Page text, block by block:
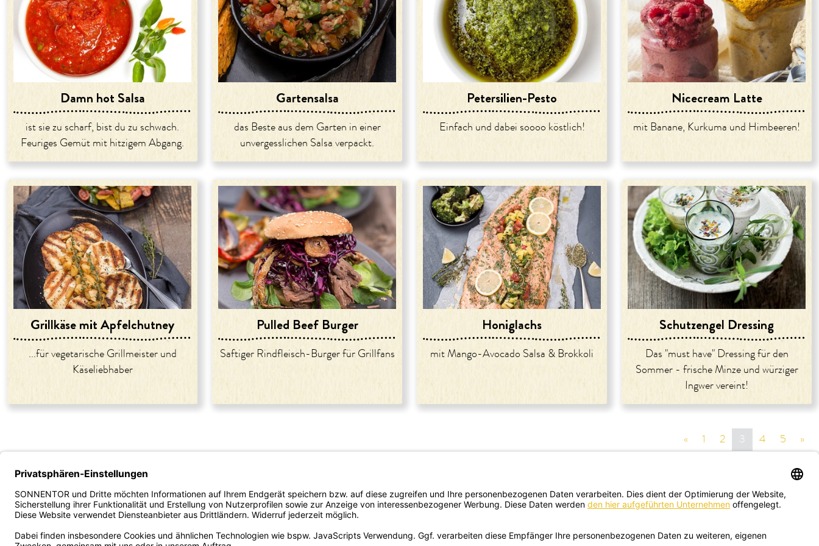
Damn hot Salsa
ist sie zu scharf, bist du zu schwach.
Feuriges Gemüt mit hitzigem Abgang.
Gartensalsa
das Beste aus dem Garten in einer
unvergesslichen Salsa verpackt.
Petersilien-Pesto
Einfach und dabei soooo köstlich!
Nicecream Latte
mit Banane, Kurkuma und Himbeeren!
Grillkäse mit Apfelchutney
...für vegetarische Grillmeister und
Käseliebhaber
Pulled Beef Burger
Saftiger Rindfleisch-Burger für Grillfans
Honiglachs
mit Mango-Avocado Salsa & Brokkoli
Schutzengel Dressing
Das "must have" Dressing für den
Sommer - frische Minze und würziger
Ingwer vereint!
« vorige Seite
1 2 3 4 5 »
Unternehmen
Über uns
Karriere
Service
Versand und Zahlung
FAQ/häufige Fragen
B2B - Vertrieb
Fachhandel/Apotheke
Gastronomie
Newsletter bestellen